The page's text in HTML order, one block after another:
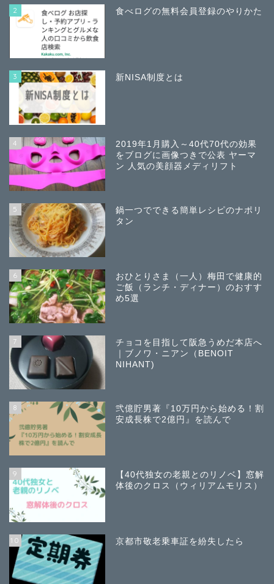
2 食べログの無料会員登録のやりかた
3 新NISA制度とは
4
2019年1月購入～40代70代の効果
をブログに画像つきで公表 ヤーマ
ン 人気の美顔器メディリフト
5
鍋一つでできる簡単レシピのナポリ
タン
6
おひとりさま（一人）梅田で健康的
ご飯（ランチ・ディナー）のおすす
め5選
7
チョコを目指して阪急うめだ本店へ
｜ブノワ・ニアン（BENOIT
NIHANT)
8
弐億貯男著『10万円から始める！割
安成長株で2億円』を読んで
9
【40代独女の老親とのリノベ】窓解
体後のクロス（ウィリアムモリス）
10 京都市敬老乗車証を紛失したら